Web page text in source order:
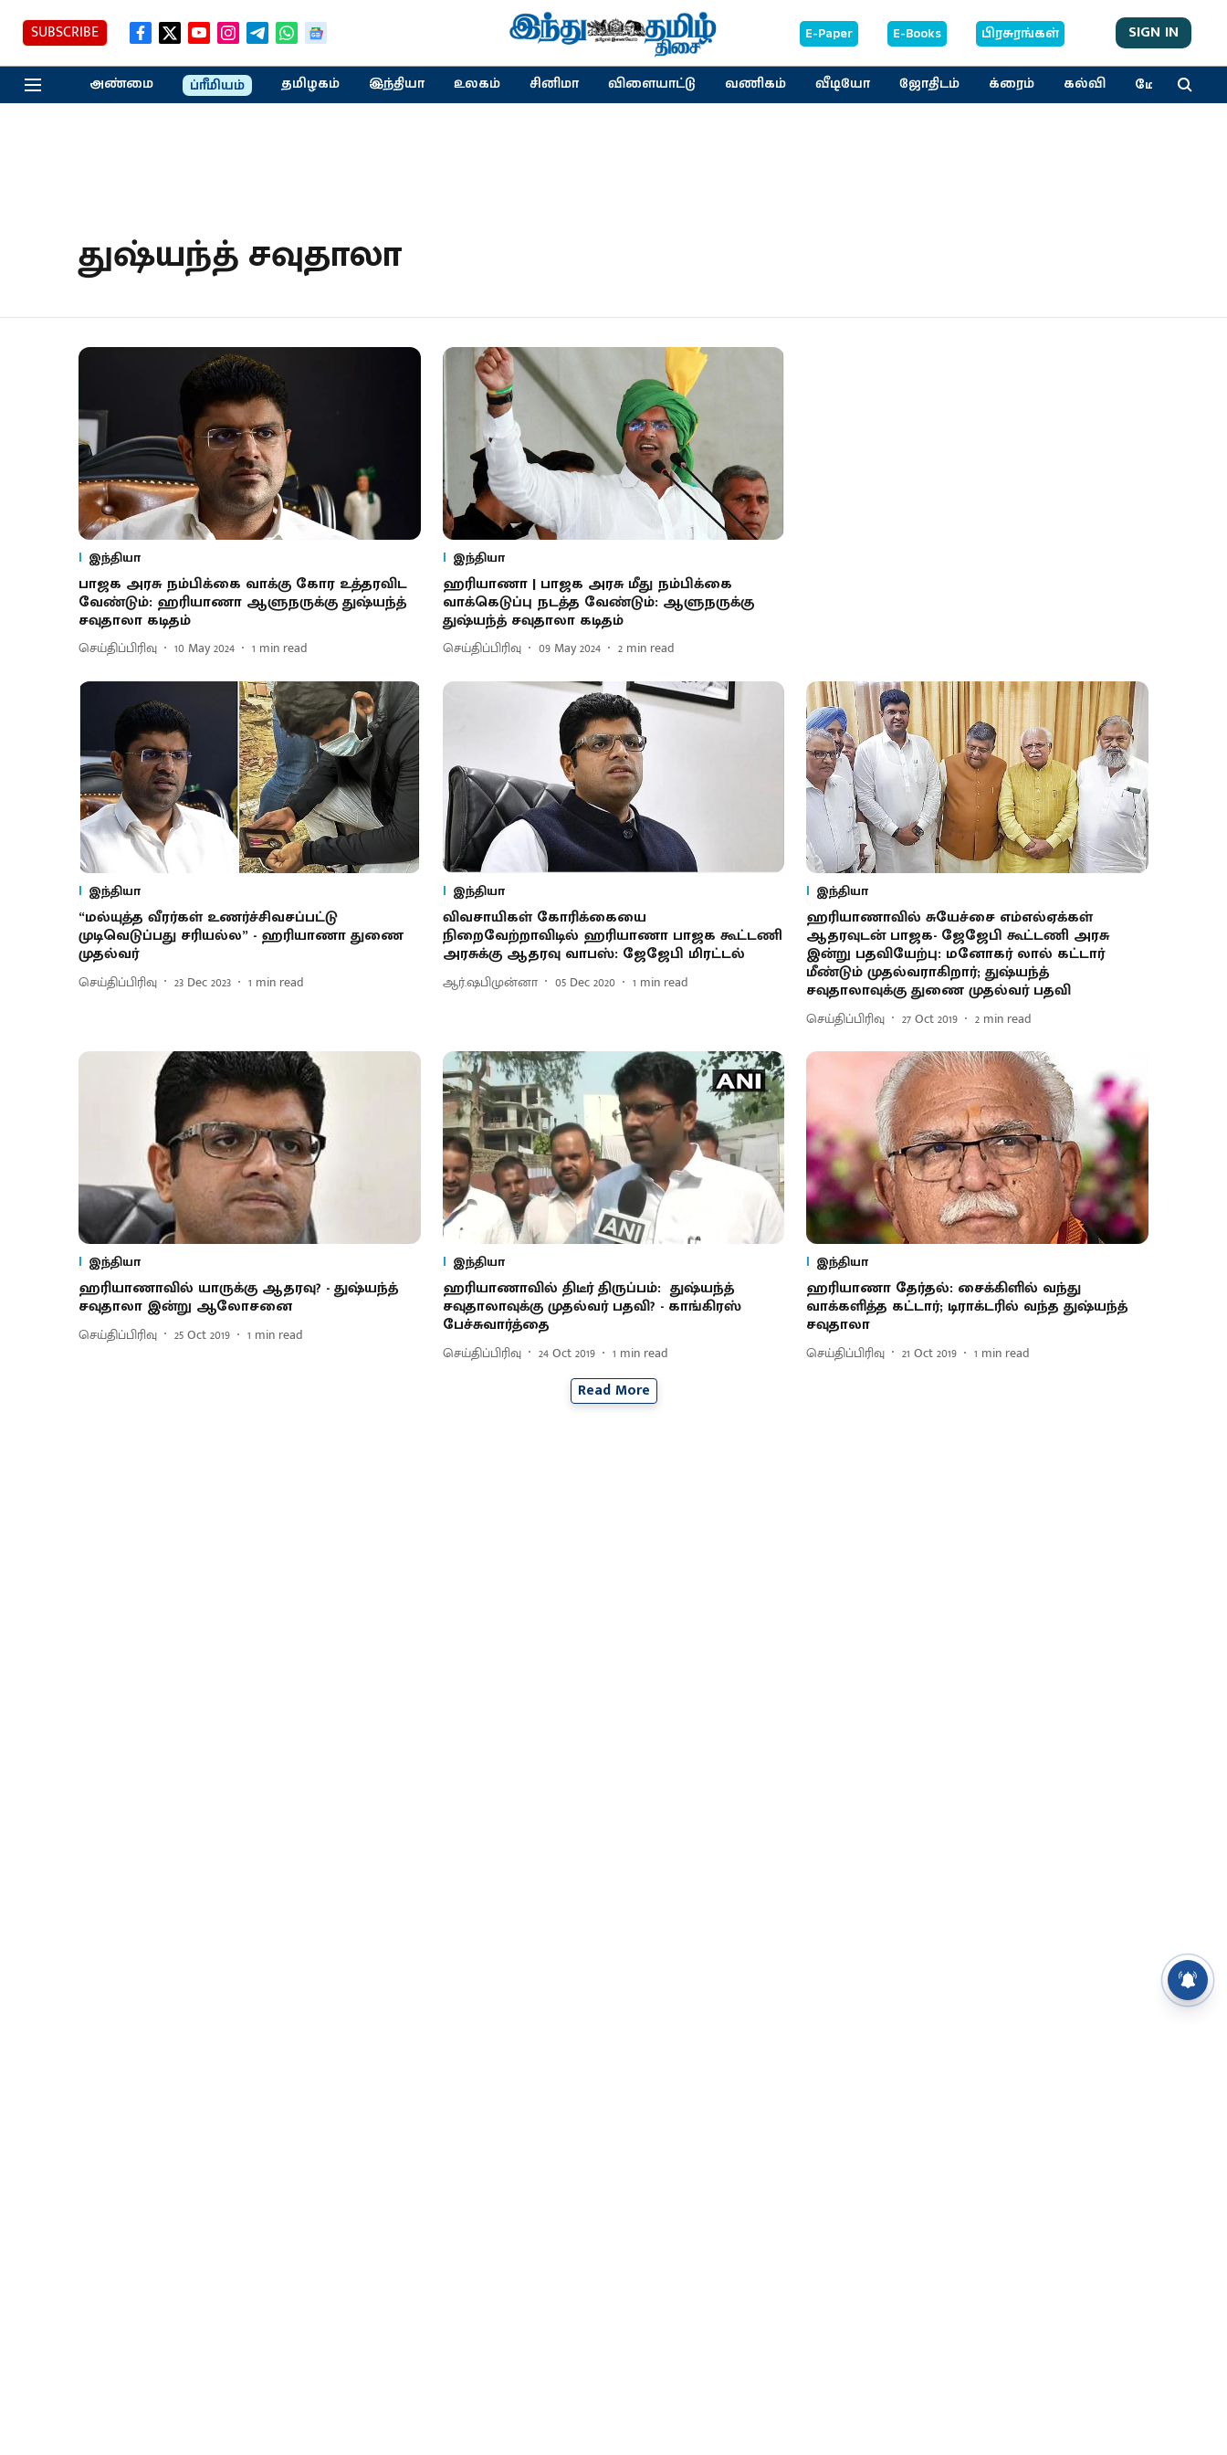
SUBSCRIBE E-Paper E-Books பிரசுரங்கள் SIGN IN
அண்மை ப்ரீமியம் தமிழகம் இந்தியா உலகம் சினிமா விளையாட்டு வணிகம் வீடியோ ஜோதிடம் க்ரைம் கல்வி மேலும்
துஷ்யந்த் சவுதாலா
இந்தியா
பாஜக அரசு நம்பிக்கை வாக்கு கோர உத்தரவிட
வேண்டும்: ஹரியாணா ஆளுநருக்கு துஷ்யந்த்
சவுதாலா கடிதம்
செய்திப்பிரிவு 10 May 2024 1 min read
இந்தியா
ஹரியாணா | பாஜக அரசு மீது நம்பிக்கை
வாக்கெடுப்பு நடத்த வேண்டும்: ஆளுநருக்கு
துஷ்யந்த் சவுதாலா கடிதம்
செய்திப்பிரிவு 09 May 2024 2 min read
இந்தியா
“மல்யுத்த வீரர்கள் உணர்ச்சிவசப்பட்டு
முடிவெடுப்பது சரியல்ல” - ஹரியாணா துணை
முதல்வர்
செய்திப்பிரிவு 23 Dec 2023 1 min read
இந்தியா
விவசாயிகள் கோரிக்கையை
நிறைவேற்றாவிடில் ஹரியாணா பாஜக கூட்டணி
அரசுக்கு ஆதரவு வாபஸ்: ஜேஜேபி மிரட்டல்
ஆர்.ஷபிமுன்னா 05 Dec 2020 1 min read
இந்தியா
ஹரியாணாவில் சுயேச்சை எம்எல்ஏக்கள்
ஆதரவுடன் பாஜக- ஜேஜேபி கூட்டணி அரசு
இன்று பதவியேற்பு: மனோகர் லால் கட்டார்
மீண்டும் முதல்வராகிறார்; துஷ்யந்த்
சவுதாலாவுக்கு துணை முதல்வர் பதவி
செய்திப்பிரிவு 27 Oct 2019 2 min read
இந்தியா
ஹரியாணாவில் யாருக்கு ஆதரவு? - துஷ்யந்த்
சவுதாலா இன்று ஆலோசனை
செய்திப்பிரிவு 25 Oct 2019 1 min read
இந்தியா
ஹரியாணாவில் திடீர் திருப்பம்: துஷ்யந்த்
சவுதாலாவுக்கு முதல்வர் பதவி? - காங்கிரஸ்
பேச்சுவார்த்தை
செய்திப்பிரிவு 24 Oct 2019 1 min read
இந்தியா
ஹரியாணா தேர்தல்: சைக்கிளில் வந்து
வாக்களித்த கட்டார்; டிராக்டரில் வந்த துஷ்யந்த்
சவுதாலா
செய்திப்பிரிவு 21 Oct 2019 1 min read
Read More